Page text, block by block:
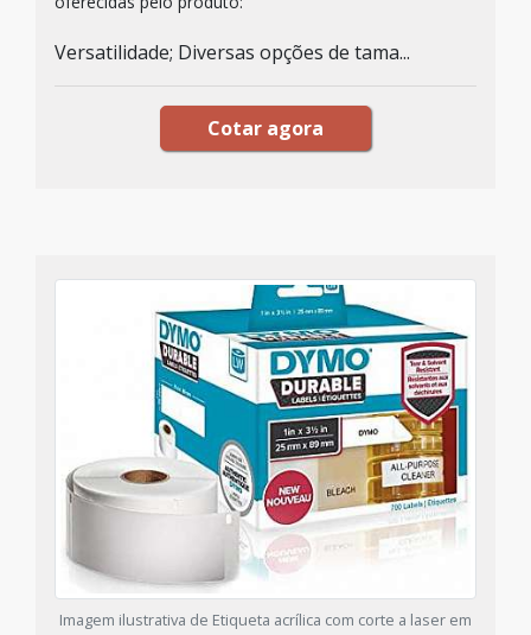
Versatilidade; Diversas opções de tama...
Cotar agora
Imagem ilustrativa de Etiqueta acrílica com corte a laser em